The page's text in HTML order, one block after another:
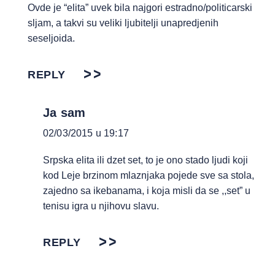
Ovde je “elita” uvek bila najgori estradno/politicarski
sljam, a takvi su veliki ljubitelji unapredjenih
seseljoida.
REPLY
Ja sam
02/03/2015 u 19:17
Srpska elita ili dzet set, to je ono stado ljudi koji
kod Leje brzinom mlaznjaka pojede sve sa stola,
zajedno sa ikebanama, i koja misli da se ,,set” u
tenisu igra u njihovu slavu.
REPLY